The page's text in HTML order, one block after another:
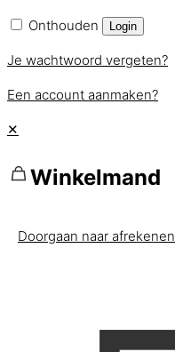
Onthouden Login
Je wachtwoord vergeten?
Een account aanmaken?
✕
Winkelmand
Doorgaan naar afrekenen